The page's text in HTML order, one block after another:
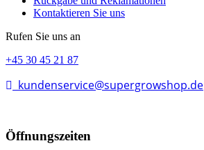
Kontaktieren Sie uns
Rufen Sie uns an
+45 30 45 21 87
kundenservice@supergrowshop.de
Öffnungszeiten